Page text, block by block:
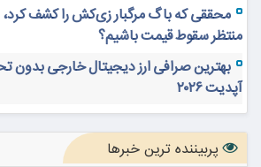
محققی که باگ مرگبار زی‌کش را کشف کرد،
منتظر سقوط قیمت باشیم؟
بهترین صرافی ارز دیجیتال خارجی بدون
آپدیت ۲۰۲۶
پربیننده ترین خبرها